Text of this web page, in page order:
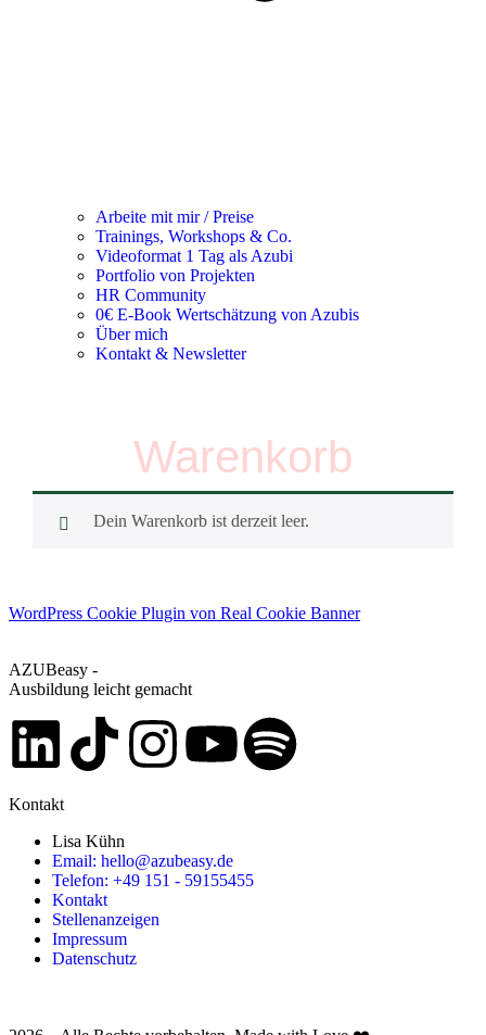
Arbeite mit mir / Preise
Trainings, Workshops & Co.
Videoformat 1 Tag als Azubi
Portfolio von Projekten
HR Community
0€ E-Book Wertschätzung von Azubis
Über mich
Kontakt & Newsletter
Warenkorb
Dein Warenkorb ist derzeit leer.
WordPress Cookie Plugin von Real Cookie Banner
AZUBeasy -
Ausbildung leicht gemacht
Kontakt
Lisa Kühn
Email: hello@azubeasy.de
Telefon: +49 151 - 59155455
Kontakt
Stellenanzeigen
Impressum
Datenschutz